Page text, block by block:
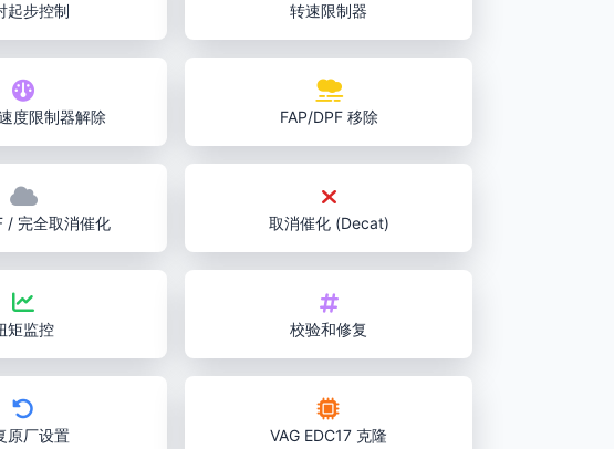
起步控制 转速限制器
度限制器解除 FAP/DPF 移除
/ 完全取消催化 取消催化 (Decat)
矩监控 校验和修复
原厂设置 VAG EDC17 克隆